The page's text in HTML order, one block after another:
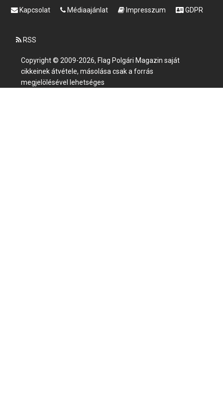
Kapcsolat Médiaajánlat Impresszum GDPR
RSS
Copyright © 2009-2026, Flag Polgári Magazin saját
cikkeinek átvétele, másolása csak a forrás
megjelölésével lehetséges